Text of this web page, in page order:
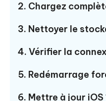
2. Chargez
3. Nettoyer le
4. Vérifier la
5. Redémarrage
6. Mettre à jour iOS